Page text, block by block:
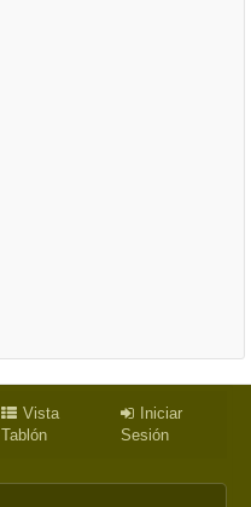
Vista
Tablón
Iniciar
Sesión